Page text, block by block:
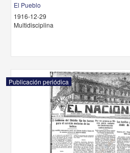
El Pueblo
1916-12-29
Multidisciplina
Publicación periódica